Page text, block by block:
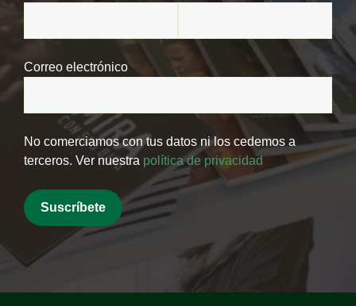
Correo electrónico
No comerciamos con tus datos ni los cedemos a
terceros. Ver nuestra política de privacidad